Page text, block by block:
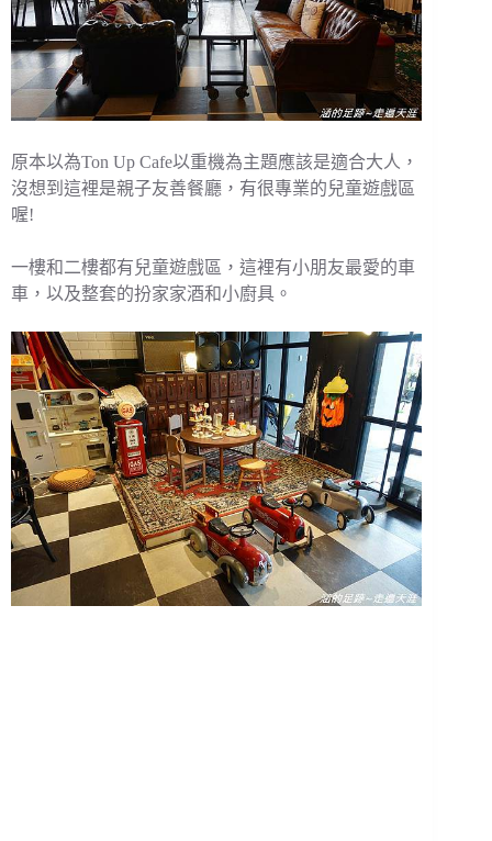
原本以為Ton Up Cafe以重機為主題應該是適合大人，
沒想到這裡是親子友善餐廳，有很專業的兒童遊戲區
喔!
一樓和二樓都有兒童遊戲區，這裡有小朋友最愛的車
車，以及整套的扮家家酒和小廚具。